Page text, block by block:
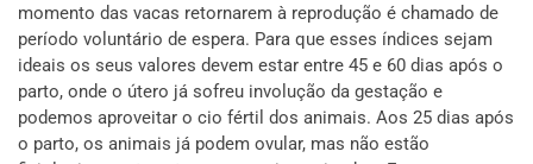
momento das vacas retornarem à reprodução é chamado de
período voluntário de espera. Para que esses índices sejam
ideais os seus valores devem estar entre 45 e 60 dias após o
parto, onde o útero já sofreu involução da gestação e
podemos aproveitar o cio fértil dos animais. Aos 25 dias após
o parto, os animais já podem ovular, mas não estão